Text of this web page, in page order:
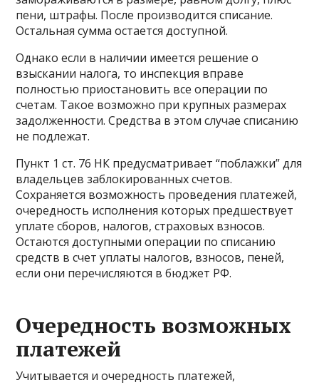
пени, штрафы. После производится списание.
Остальная сумма остается доступной.
Однако если в наличии имеется решение о
взыскании налога, то инспекция вправе
полностью приостановить все операции по
счетам. Такое возможно при крупных размерах
задолженности. Средства в этом случае списанию
не подлежат.
Пункт 1 ст. 76 НК предусматривает “поблажки” для
владельцев заблокированных счетов.
Сохраняется возможность проведения платежей,
очередность исполнения которых предшествует
уплате сборов, налогов, страховых взносов.
Остаются доступными операции по списанию
средств в счет уплаты налогов, взносов, пеней,
если они перечисляются в бюджет РФ.
Очередность возможных
платежей
Учитывается и очередность платежей,